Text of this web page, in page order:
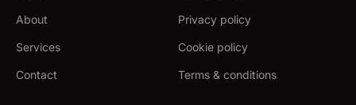
About
Services
Contact
Privacy policy
Cookie policy
Terms & conditions